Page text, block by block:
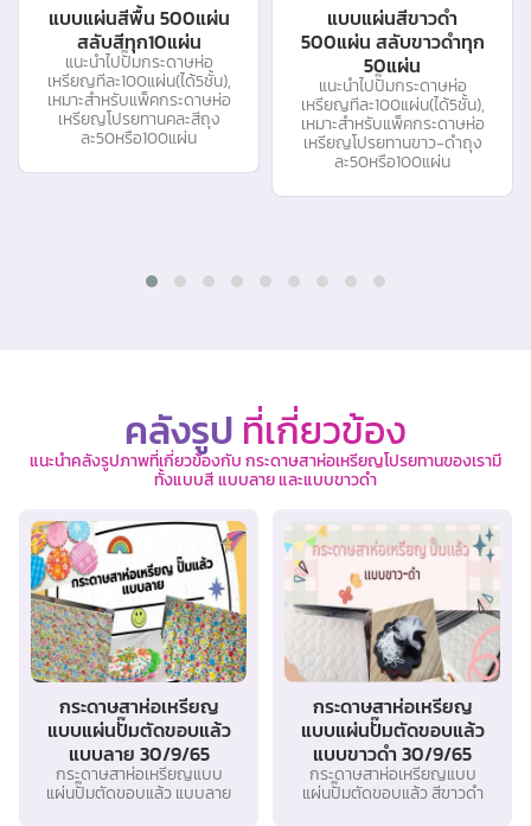
แบบแผ่นสีพื้น 500แผ่น
สลับสีทุก10แผ่น
แนะนำไปปั๊มกระดาษห่อ
เหรียญทีละ100แผ่น(ได้5ชั้น),
เหมาะสำหรับแพ็คกระดาษห่อ
เหรียญโปรยทานคละสีถุง
ละ50หรือ100แผ่น
แบบแผ่นสีขาวดำ
500แผ่น สลับขาวดำทุก
50แผ่น
แนะนำไปปั๊มกระดาษห่อ
เหรียญทีละ100แผ่น(ได้5ชั้น),
เหมาะสำหรับแพ็คกระดาษห่อ
เหรียญโปรยทานขาว-ดำถุง
ละ50หรือ100แผ่น
คลังรูป ที่เกี่ยวข้อง
แนะนำคลังรูปภาพที่เกี่ยวข้องกับ กระดาษสาห่อเหรียญโปรยทานของเรามี
ทั้งแบบสี แบบลาย และแบบขาวดำ
กระดาษสาห่อเหรียญ
แบบแผ่นปั๊มตัดขอบแล้ว
แบบลาย 30/9/65
กระดาษสาห่อเหรียญแบบ
แผ่นปั๊มตัดขอบแล้ว แบบลาย
กระดาษสาห่อเหรียญ
แบบแผ่นปั๊มตัดขอบแล้ว
แบบขาวดำ 30/9/65
กระดาษสาห่อเหรียญแบบ
แผ่นปั๊มตัดขอบแล้ว สีขาวดำ